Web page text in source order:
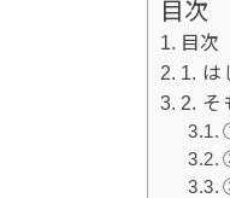
目次
目次
1. は
2. そ